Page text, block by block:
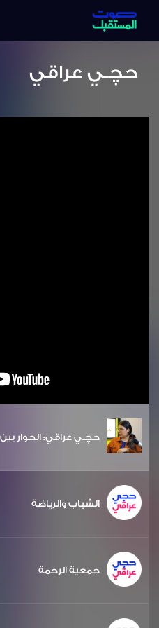
حچـي عراقي
حچـي عراقي: الحوار
الشباب والرياضة
جمعية الرحمة